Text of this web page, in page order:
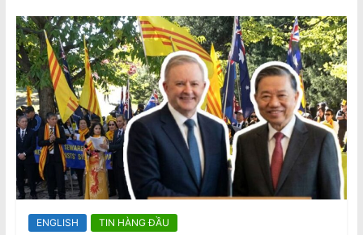
ENGLISH TIN HÀNG ĐẦU